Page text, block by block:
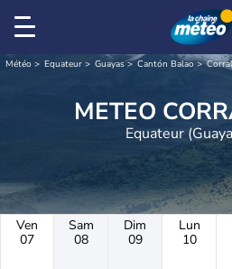
Météo Equateur Guayas Cantón Balao
METEO
Equateur
Ven
07
Sam
08
Dim
09
Lun
10